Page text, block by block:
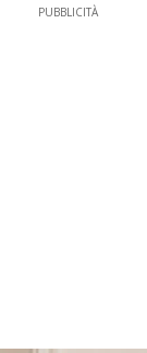
PUBBLICITÀ